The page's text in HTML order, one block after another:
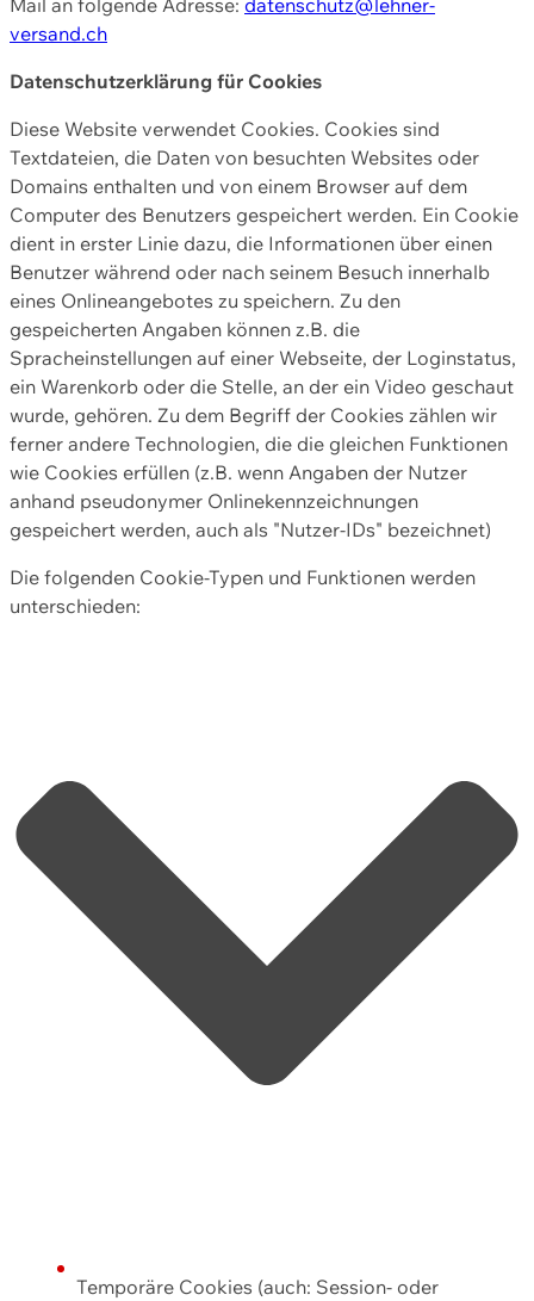
versand.ch
Datenschutzerklärung für Cookies
Diese Website verwendet Cookies. Cookies sind
Textdateien, die Daten von besuchten Websites oder
Domains enthalten und von einem Browser auf dem
Computer des Benutzers gespeichert werden. Ein Cookie
dient in erster Linie dazu, die Informationen über einen
Benutzer während oder nach seinem Besuch innerhalb
eines Onlineangebotes zu speichern. Zu den
gespeicherten Angaben können z.B. die
Spracheinstellungen auf einer Webseite, der Loginstatus,
ein Warenkorb oder die Stelle, an der ein Video geschaut
wurde, gehören. Zu dem Begriff der Cookies zählen wir
ferner andere Technologien, die die gleichen Funktionen
wie Cookies erfüllen (z.B. wenn Angaben der Nutzer
anhand pseudonymer Onlinekennzeichnungen
gespeichert werden, auch als "Nutzer-IDs" bezeichnet)
Die folgenden Cookie-Typen und Funktionen werden
unterschieden:
Temporäre Cookies (auch: Session- oder